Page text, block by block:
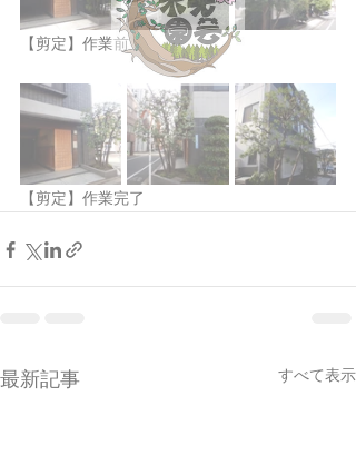
【剪定】作業前
【剪定】作業完了
最新記事 すべて表示